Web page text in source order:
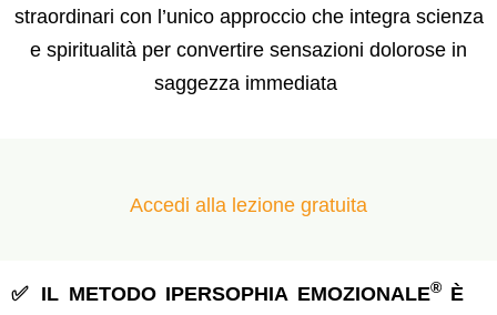
straordinari con l’unico approccio che integra scienza
e spiritualità per convertire sensazioni dolorose in
saggezza immediata
Accedi alla lezione gratuita
✅ IL METODO IPERSOPHIA EMOZIONALE®È